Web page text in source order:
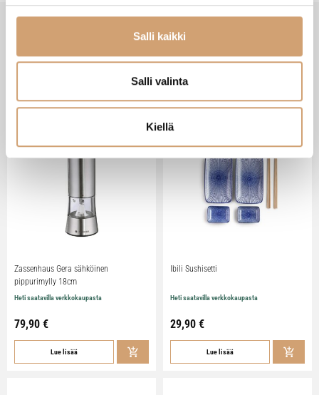
Salli kaikki
Salli valinta
Kiellä
VIIMEISIMMÄT TUOTTEET
Zassenhaus Gera sähköinen
pippurimylly 18cm
Heti saatavilla verkkokaupasta
79,90 €
Lue lisää
Ibili Sushisetti
Heti saatavilla verkkokaupasta
29,90 €
Lue lisää